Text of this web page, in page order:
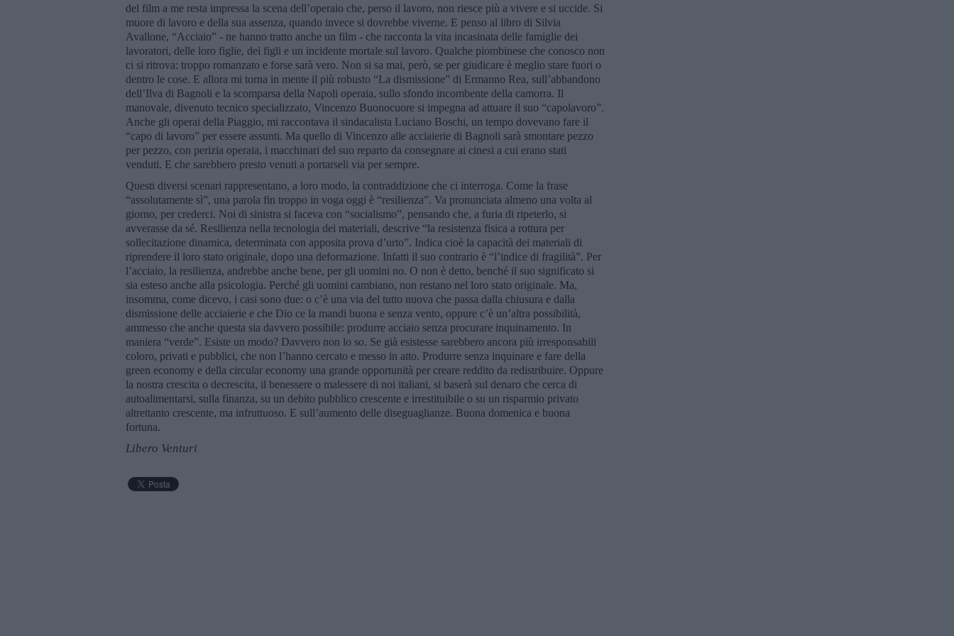
del film a me resta impressa la scena dell’operaio che, perso il lavoro, non riesce più a vivere e si uccide. Si
muore di lavoro e della sua assenza, quando invece si dovrebbe viverne. E penso al libro di Silvia
Avallone, “Acciaio” - ne hanno tratto anche un film - che racconta la vita incasinata delle famiglie dei
lavoratori, delle loro figlie, dei figli e un incidente mortale sul lavoro. Qualche piombinese che conosco non
ci si ritrova: troppo romanzato e forse sarà vero. Non si sa mai, però, se per giudicare è meglio stare fuori o
dentro le cose. E allora mi torna in mente il più robusto “La dismissione” di Ermanno Rea, sull’abbandono
dell’Ilva di Bagnoli e la scomparsa della Napoli operaia, sullo sfondo incombente della camorra. Il
manovale, divenuto tecnico specializzato, Vincenzo Buonocuore si impegna ad attuare il suo “capolavoro”.
Anche gli operai della Piaggio, mi raccontava il sindacalista Luciano Boschi, un tempo dovevano fare il
“capo di lavoro” per essere assunti. Ma quello di Vincenzo alle acciaierie di Bagnoli sarà smontare pezzo
per pezzo, con perizia operaia, i macchinari del suo reparto da consegnare ai cinesi a cui erano stati
venduti. E che sarebbero presto venuti a portarseli via per sempre.
Questi diversi scenari rappresentano, a loro modo, la contraddizione che ci interroga. Come la frase
“assolutamente sì”, una parola fin troppo in voga oggi è “resilienza”. Va pronunciata almeno una volta al
giorno, per crederci. Noi di sinistra si faceva con “socialismo”, pensando che, a furia di ripeterlo, si
avverasse da sé. Resilienza nella tecnologia dei materiali, descrive “la resistenza fisica a rottura per
sollecitazione dinamica, determinata con apposita prova d’urto”. Indica cioè la capacità dei materiali di
riprendere il loro stato originale, dopo una deformazione. Infatti il suo contrario è “l’indice di fragilità”. Per
l’acciaio, la resilienza, andrebbe anche bene, per gli uomini no. O non è detto, benché il suo significato si
sia esteso anche alla psicologia. Perché gli uomini cambiano, non restano nel loro stato originale. Ma,
insomma, come dicevo, i casi sono due: o c’è una via del tutto nuova che passa dalla chiusura e dalla
dismissione delle acciaierie e che Dio ce la mandi buona e senza vento, oppure c’è un’altra possibilità,
ammesso che anche questa sia davvero possibile: produrre acciaio senza procurare inquinamento. In
maniera “verde”. Esiste un modo? Davvero non lo so. Se già esistesse sarebbero ancora più irresponsabili
coloro, privati e pubblici, che non l’hanno cercato e messo in atto. Produrre senza inquinare e fare della
green economy e della circular economy una grande opportunità per creare reddito da redistribuire. Oppure
la nostra crescita o decrescita, il benessere o malessere di noi italiani, si baserà sul denaro che cerca di
autoalimentarsi, sulla finanza, su un debito pubblico crescente e irrestituibile o su un risparmio privato
altrettanto crescente, ma infruttuoso. E sull’aumento delle diseguaglianze. Buona domenica e buona
fortuna.
Libero Venturi